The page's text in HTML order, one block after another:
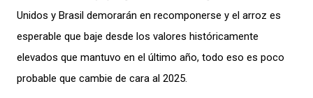
Unidos y Brasil demorarán en recomponerse y el arroz es
esperable que baje desde los valores históricamente
elevados que mantuvo en el último año, todo eso es poco
probable que cambie de cara al 2025.